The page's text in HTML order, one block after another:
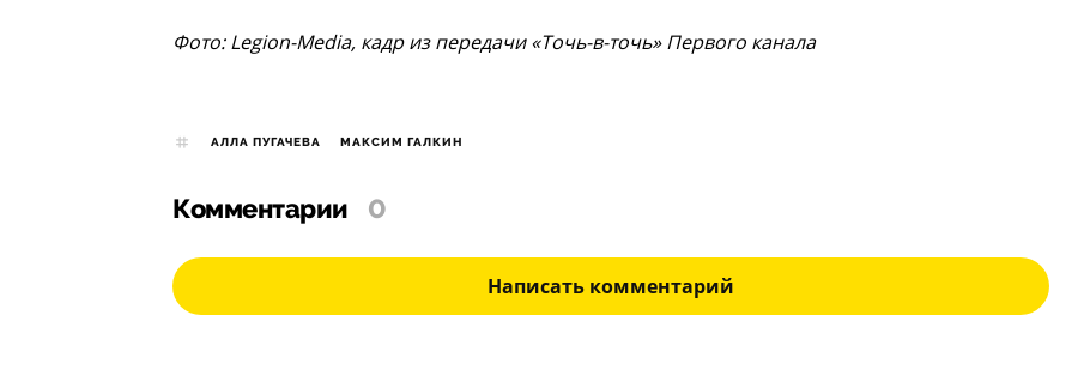
Фото: Legion-Media, кадр из передачи «Точь-в-точь» Первого канала
АЛЛА ПУГАЧЕВА МАКСИМ ГАЛКИН
Комментарии 0
Написать комментарий